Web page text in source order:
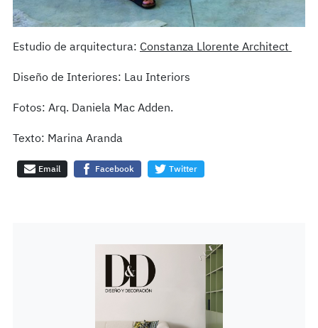
Estudio de arquitectura: Constanza Llorente Architect
Diseño de Interiores: Lau Interiors
Fotos: Arq. Daniela Mac Adden.
Texto: Marina Aranda
Email Facebook Twitter